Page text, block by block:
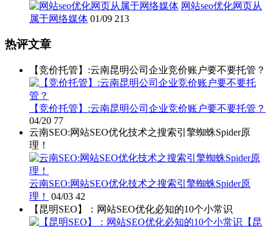
网站seo优化网页从
属于网络媒体 01/09 213
热评文章
【竞价托管】:云南昆明公司企业竞价账户要不要托管？
【竞价托管】:云南昆明公司企业竞价账户要不要托管？
04/20 77
云南SEO:网站SEO优化技术之搜索引擎蜘蛛Spider原
理！
云南SEO:网站SEO优化技术之搜索引擎蜘蛛Spider原
理！
04/03 42
【昆明SEO】：网站SEO优化必知的10个小常识
【昆